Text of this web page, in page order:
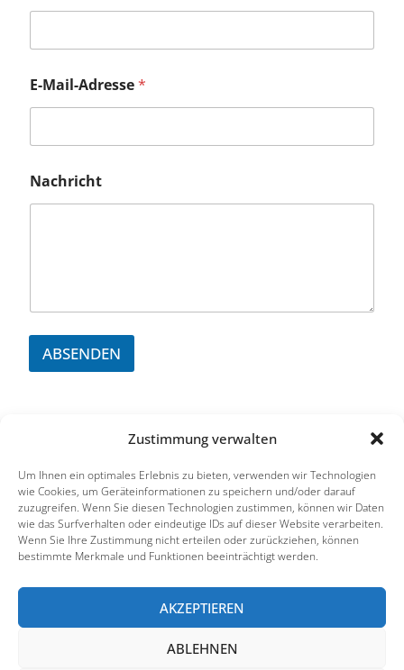
Zustimmung verwalten
Um Ihnen ein optimales Erlebnis zu bieten, verwenden wir Technologien
wie Cookies, um Geräteinformationen zu speichern und/oder darauf
zuzugreifen. Wenn Sie diesen Technologien zustimmen, können wir Daten
wie das Surfverhalten oder eindeutige IDs auf dieser Website verarbeiten.
Wenn Sie Ihre Zustimmung nicht erteilen oder zurückziehen, können
bestimmte Merkmale und Funktionen beeinträchtigt werden.
AKZEPTIEREN
ABLEHNEN
E-Mail-Adresse*
Nachricht
ABSENDEN
ZURÜCK
HLN-Genetik GmbH - Labor für Humangenetik